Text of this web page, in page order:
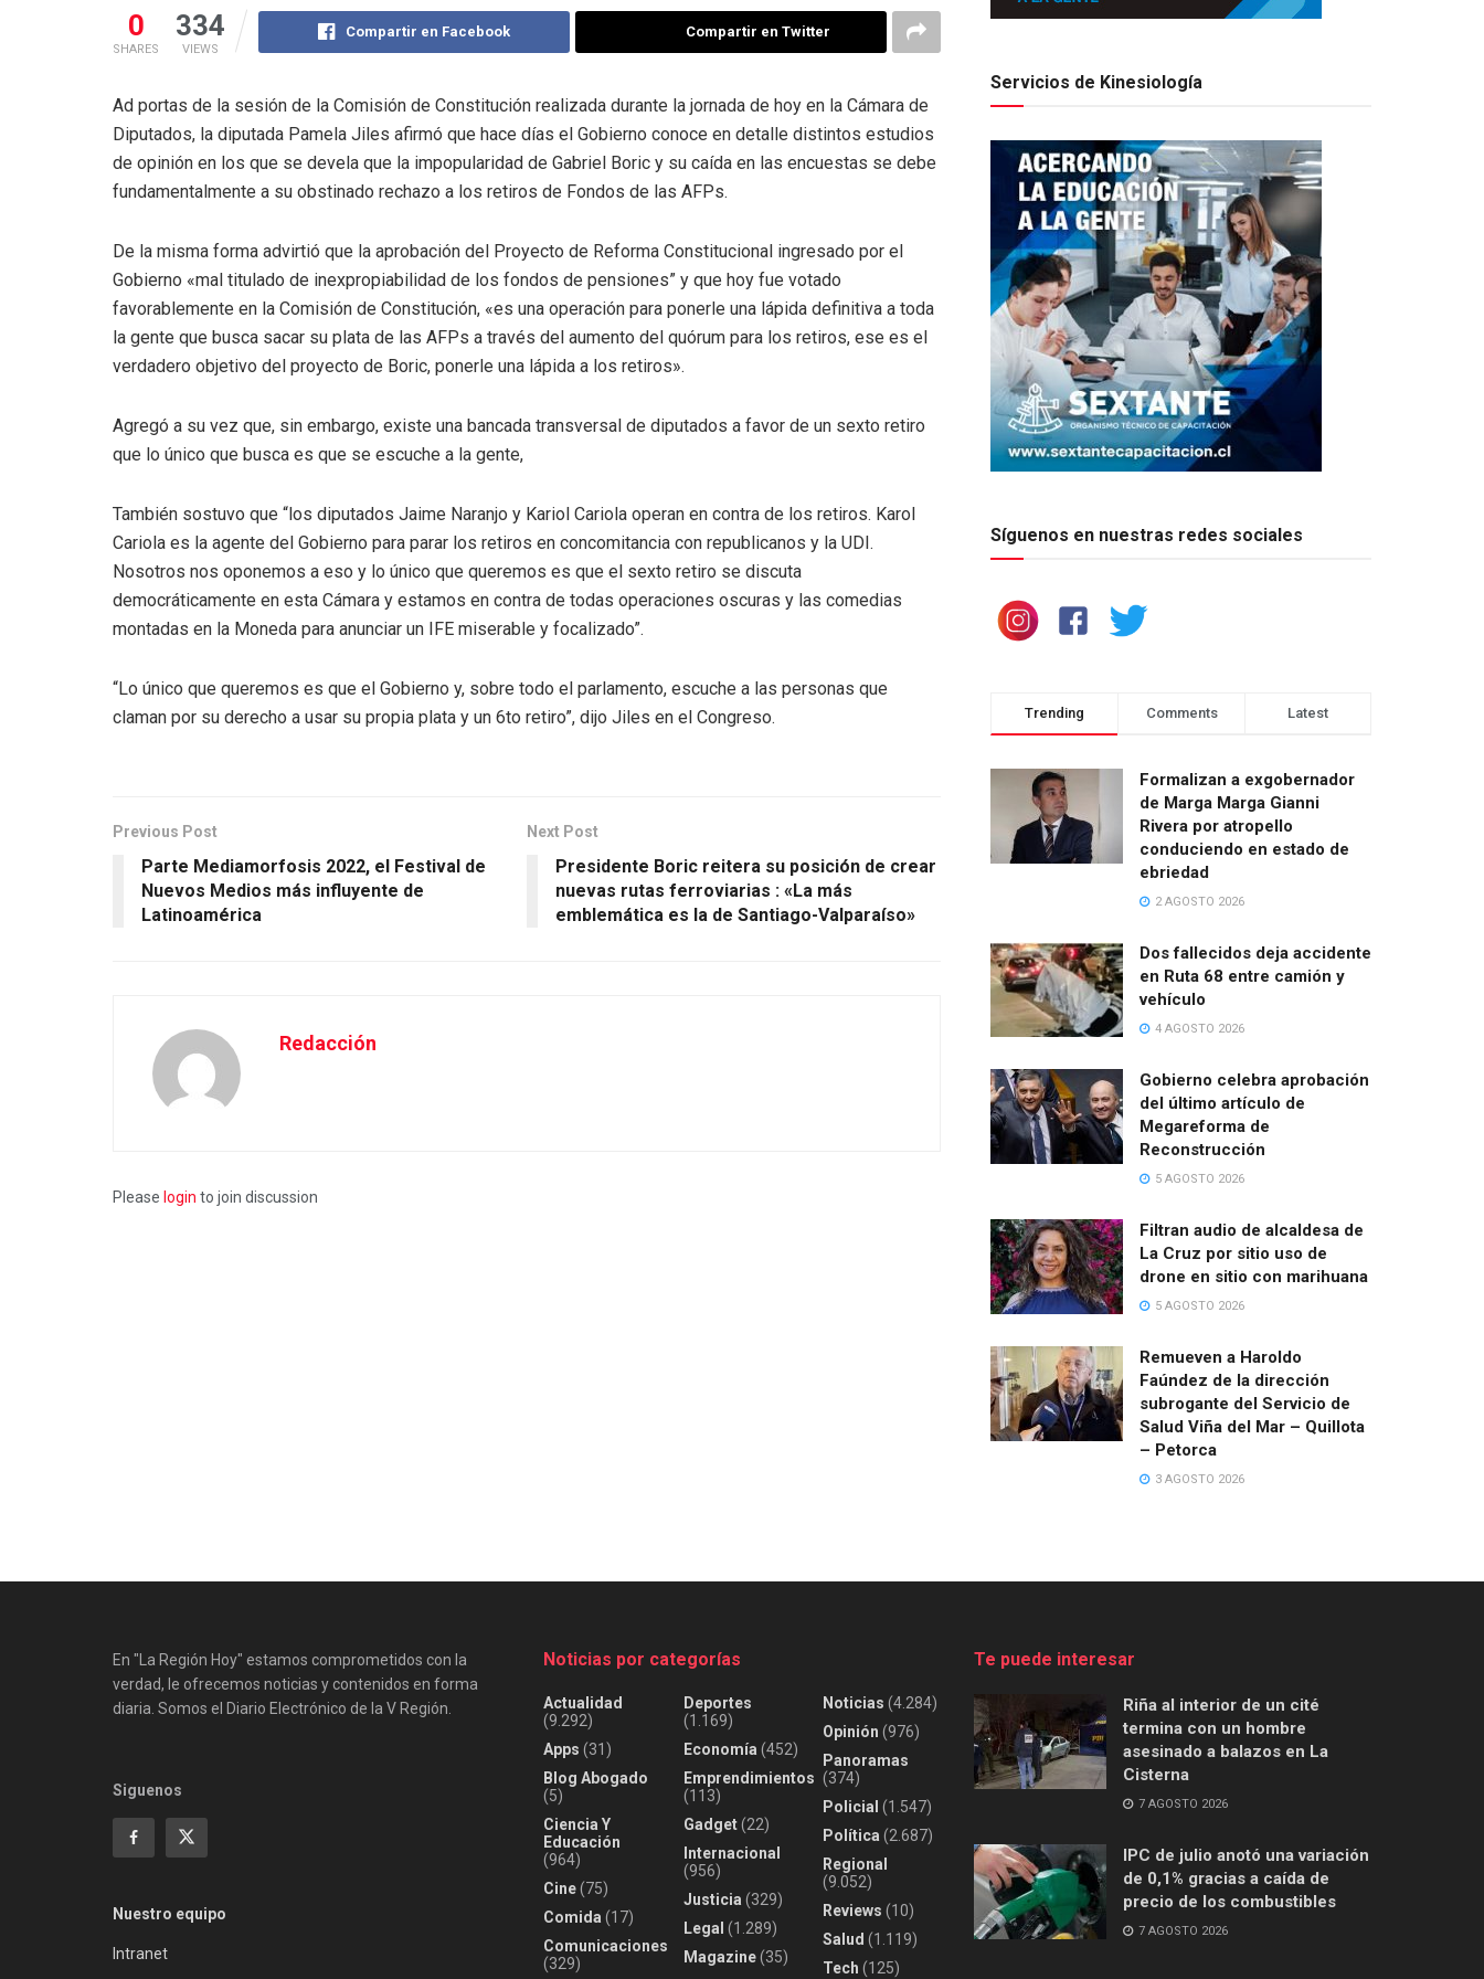
0
SHARES
334
VIEWS
Compartir en Facebook Compartir en Twitter
Ad portas de la sesión de la Comisión de Constitución realizada durante la jornada de hoy en la Cámara de
Diputados, la diputada Pamela Jiles afirmó que hace días el Gobierno conoce en detalle distintos estudios
de opinión en los que se devela que la impopularidad de Gabriel Boric y su caída en las encuestas se debe
fundamentalmente a su obstinado rechazo a los retiros de Fondos de las AFPs.
De la misma forma advirtió que la aprobación del Proyecto de Reforma Constitucional ingresado por el
Gobierno «mal titulado de inexpropiabilidad de los fondos de pensiones” y que hoy fue votado
favorablemente en la Comisión de Constitución, «es una operación para ponerle una lápida definitiva a toda
la gente que busca sacar su plata de las AFPs a través del aumento del quórum para los retiros, ese es el
verdadero objetivo del proyecto de Boric, ponerle una lápida a los retiros».
Agregó a su vez que, sin embargo, existe una bancada transversal de diputados a favor de un sexto retiro
que lo único que busca es que se escuche a la gente,
También sostuvo que “los diputados Jaime Naranjo y Kariol Cariola operan en contra de los retiros. Karol
Cariola es la agente del Gobierno para parar los retiros en concomitancia con republicanos y la UDI.
Nosotros nos oponemos a eso y lo único que queremos es que el sexto retiro se discuta
democráticamente en esta Cámara y estamos en contra de todas operaciones oscuras y las comedias
montadas en la Moneda para anunciar un IFE miserable y focalizado”.
“Lo único que queremos es que el Gobierno y, sobre todo el parlamento, escuche a las personas que
claman por su derecho a usar su propia plata y un 6to retiro”, dijo Jiles en el Congreso.
Previous Post
Parte Mediamorfosis 2022, el Festival de
Nuevos Medios más influyente de
Latinoamérica
Next Post
Presidente Boric reitera su posición de crear
nuevas rutas ferroviarias : «La más
emblemática es la de Santiago-Valparaíso»
Redacción
Please login to join discussion
Servicios de Kinesiología
Síguenos en nuestras redes sociales
Trending Comments Latest
Formalizan a exgobernador
de Marga Marga Gianni
Rivera por atropello
conduciendo en estado de
ebriedad
2 AGOSTO 2026
Dos fallecidos deja accidente
en Ruta 68 entre camión y
vehículo
4 AGOSTO 2026
Gobierno celebra aprobación
del último artículo de
Megareforma de
Reconstrucción
5 AGOSTO 2026
Filtran audio de alcaldesa de
La Cruz por sitio uso de
drone en sitio con marihuana
5 AGOSTO 2026
Remueven a Haroldo
Faúndez de la dirección
subrogante del Servicio de
Salud Viña del Mar – Quillota
– Petorca
3 AGOSTO 2026
En "La Región Hoy" estamos comprometidos con la
verdad, le ofrecemos noticias y contenidos en forma
diaria. Somos el Diario Electrónico de la V Región.
Siguenos
Nuestro equipo
Intranet
Noticias por categorías
Actualidad
(9.292)
Apps (31)
Blog Abogado
(5)
Ciencia Y
Educación
(964)
Cine(75)
Comida (17)
Comunicaciones
(329)
Deportes
(1.169)
Economía (452)
Emprendimientos
(113)
Gadget(22)
Internacional
(956)
Justicia (329)
Legal (1.289)
Magazine(35)
Noticias (4.284)
Opinión (976)
Panoramas
(374)
Policial (1.547)
Política (2.687)
Regional
(9.052)
Reviews (10)
Salud (1.119)
Tech (125)
Te puede interesar
Riña al interior de un cité
termina con un hombre
asesinado a balazos en La
Cisterna
7 AGOSTO 2026
IPC de julio anotó una variación
de 0,1% gracias a caída de
precio de los combustibles
7 AGOSTO 2026